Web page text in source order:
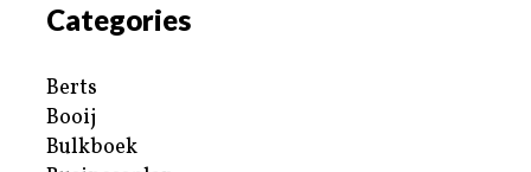
Categories
Berts
Booij
Bulkboek